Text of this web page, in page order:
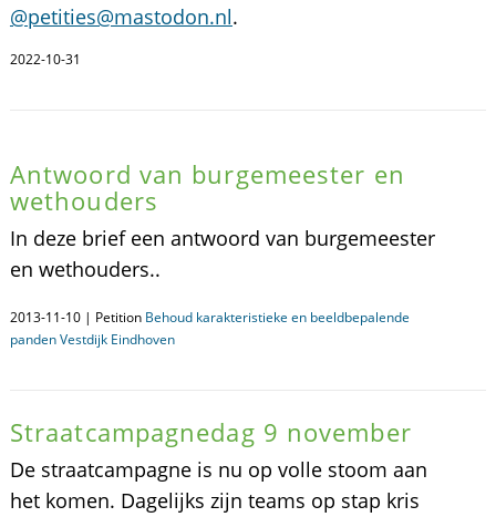
@petities@mastodon.nl.
2022-10-31
Antwoord van burgemeester en
wethouders
In deze brief een antwoord van burgemeester
en wethouders..
2013-11-10 | Petition Behoud karakteristieke en beeldbepalende
panden Vestdijk Eindhoven
Straatcampagnedag 9 november
De straatcampagne is nu op volle stoom aan
het komen. Dagelijks zijn teams op stap kris